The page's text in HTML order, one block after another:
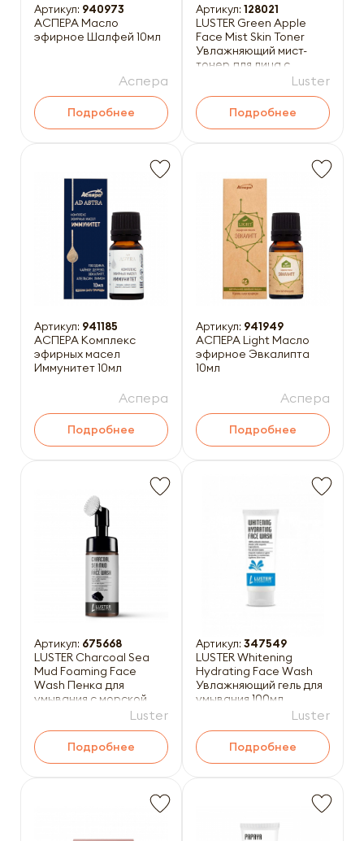
Артикул: 940973
АСПЕРА Масло
эфирное Шалфей 10мл
Аспера
Подробнее
Артикул: 128021
LUSTER Green Apple
Face Mist Skin Toner
Увлажняющий мист-
тонер для лица с
экстрактом зелёного
Luster
Подробнее
Артикул: 941185
АСПЕРА Комплекс
эфирных масел
Иммунитет 10мл
Аспера
Подробнее
Артикул: 941949
АСПЕРА Light Масло
эфирное Эвкалипта
10мл
Аспера
Подробнее
Артикул: 675668
LUSTER Charcoal Sea
Mud Foaming Face
Wash Пенка для
умывания с морской
грязью и углём 100млLuster
Подробнее
Артикул: 347549
LUSTER Whitening
Hydrating Face Wash
Увлажняющий гель для
умывания 100мл
Luster
Подробнее